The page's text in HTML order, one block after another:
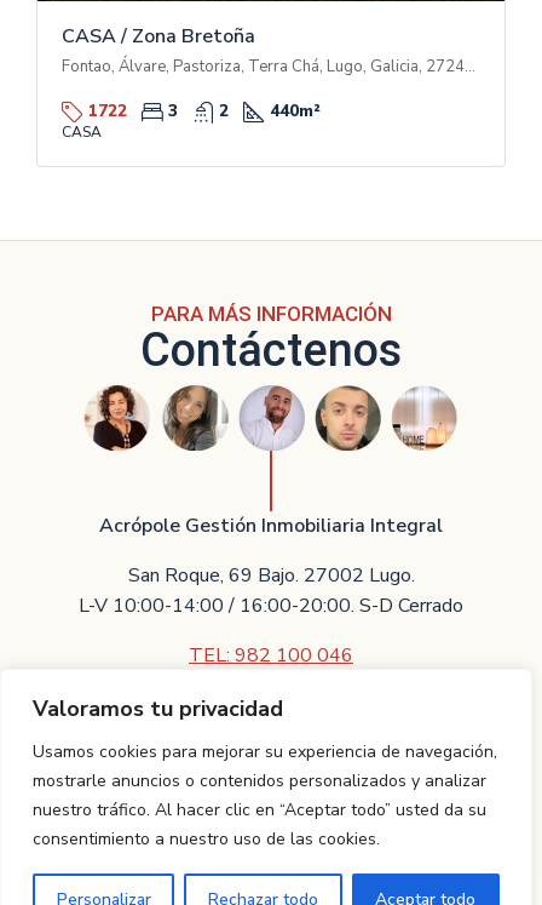
Valoramos tu privacidad
Usamos cookies para mejorar su experiencia de navegación,
mostrarle anuncios o contenidos personalizados y analizar
nuestro tráfico. Al hacer clic en “Aceptar todo” usted da su
consentimiento a nuestro uso de las cookies.
Personalizar Rechazar todo Aceptar todo
CASA / Zona Bretoña
Fontao, Álvare, Pastoriza, Terra Chá, Lugo, Galicia, 27248, España
1722 3 2 440m²
CASA
PARA MÁS INFORMACIÓN
Contáctenos
Acrópole Gestión Inmobiliaria Integral
San Roque, 69 Bajo. 27002 Lugo.
L-V 10:00-14:00 / 16:00-20:00. S-D Cerrado
TEL: 982 100 046
Contáctenos
Villarreal Asesores Técnicos Inmobiliarios S.L.U.
Proyecto realizado por
TCI Galicia. Aviso legal
ES